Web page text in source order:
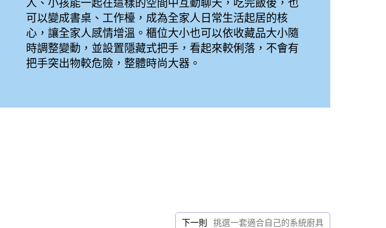
人、小孩能一起在這樣的空間中互動聊天，吃完飯後，也
可以變成書桌、工作檯，成為全家人日常生活起居的核
心，讓全家人感情增溫。櫃位大小也可以依收藏品大小隨
時調整變動，並設置隱藏式把手，看起來較俐落，不會有
把手突出物較危險，整體時尚大器。
下一則 挑選一套適合自己的系統廚具